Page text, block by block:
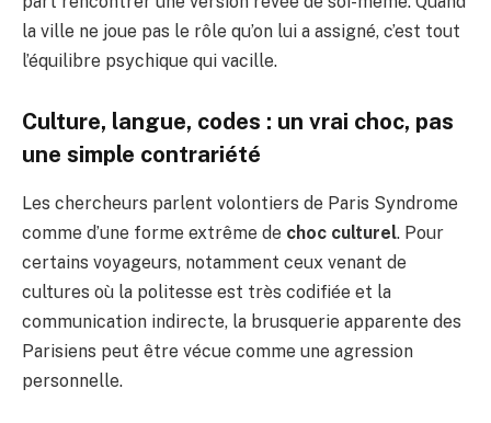
la ville ne joue pas le rôle qu’on lui a assigné, c’est tout
l’équilibre psychique qui vacille.
Culture, langue, codes : un vrai choc, pas
une simple contrariété
Les chercheurs parlent volontiers de Paris Syndrome
comme d’une forme extrême de choc culturel. Pour
certains voyageurs, notamment ceux venant de
cultures où la politesse est très codifiée et la
communication indirecte, la brusquerie apparente des
Parisiens peut être vécue comme une agression
personnelle.